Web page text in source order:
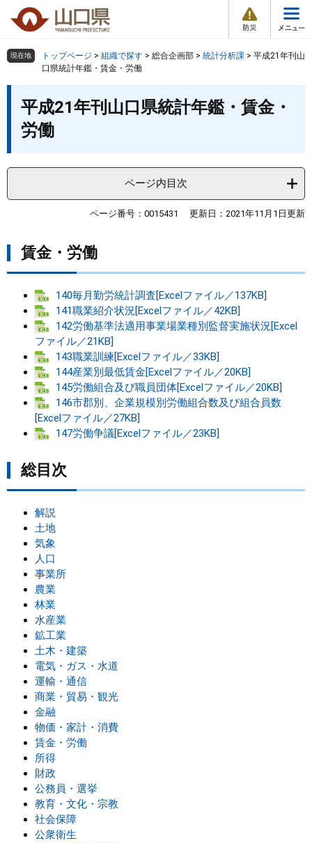
の
頭
ー
飛
情
報
メ
ュ
組織で探す
教育・文化・スポーツ
しごと・産業・観光
まちづくり
県政情報
検索の仕方 組織で探す サイトマップで探す
現在地 トップページ > 組織で探す > 総合企画部 > 統計分析課 > 平成21年刊山
口県統計年鑑・賃金・労働
平成21年刊山口県統計年鑑・賃金・
労働
ページ内目次
ページ番号：0015431 更新日：2021年11月1日更新
賃金・労働
140毎月勤労統計調査[Excelファイル／137KB]
141職業紹介状況[Excelファイル／42KB]
142労働基準法適用事業場業種別監督実施状況[Excel
ファイル／21KB]
143職業訓練[Excelファイル／33KB]
144産業別最低賃金[Excelファイル／20KB]
145労働組合及び職員団体[Excelファイル／20KB]
146市郡別、企業規模別労働組合数及び組合員数
[Excelファイル／27KB]
147労働争議[Excelファイル／23KB]
総目次
解説
土地
気象
人口
事業所
農業
林業
水産業
鉱工業
土木・建築
電気・ガス・水道
運輸・通信
商業・貿易・観光
金融
物価・家計・消費
賃金・労働
所得
財政
公務員・選挙
教育・文化・宗教
社会保障
公衆衛生